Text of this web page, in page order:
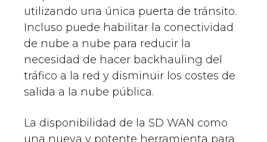
utilizando una única puerta de tránsito.
Incluso puede habilitar la conectividad
de nube a nube para reducir la
necesidad de hacer backhauling del
tráfico a la red y disminuir los costes de
salida a la nube pública.
La disponibilidad de la SD WAN como
una nueva y potente herramienta para